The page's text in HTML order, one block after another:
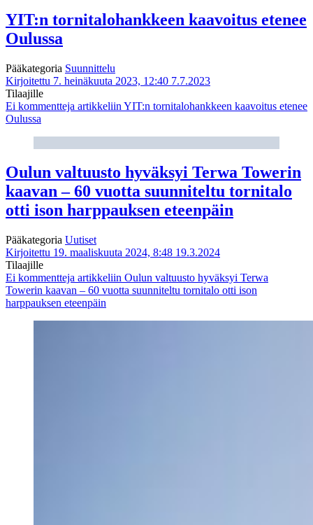
YIT:n tornitalohankkeen kaavoitus etenee
Oulussa
Pääkategoria Suunnittelu
Kirjoitettu 7. heinäkuuta 2023, 12:40 7.7.2023
Tilaajille
Ei kommentteja artikkeliin YIT:n tornitalohankkeen kaavoitus etenee
Oulussa
Oulun valtuusto hyväksyi Terwa Towerin
kaavan – 60 vuotta suunniteltu tornitalo
otti ison harppauksen eteenpäin
Pääkategoria Uutiset
Kirjoitettu 19. maaliskuuta 2024, 8:48 19.3.2024
Tilaajille
Ei kommentteja artikkeliin Oulun valtuusto hyväksyi Terwa
Towerin kaavan – 60 vuotta suunniteltu tornitalo otti ison
harppauksen eteenpäin